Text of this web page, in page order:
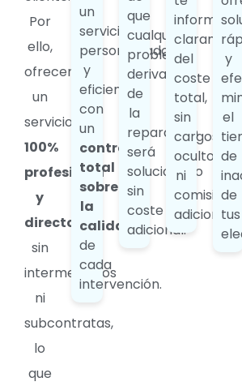
Por
ello,
ofrecemos
un
servicio
100%
profesional
y
directo
sin
intermediarios
ni
subcontratas,
lo
que
un
servicio
personalizado
y
eficiente,
con
un
control
total
sobre
la
calidad
de
cada
intervención.
que
cualquier
problema
derivado
de
la
reparación
será
solucionado
sin
coste
adicional.
del
coste
total,
sin
cargos
ocultos
ni
y
el
de
de
tus